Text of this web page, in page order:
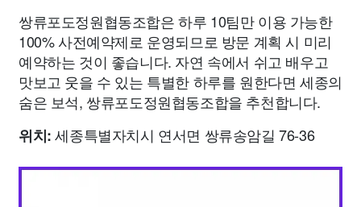
쌍류포도정원협동조합은 하루 10팀만 이용 가능한
100% 사전예약제로 운영되므로 방문 계획 시 미리
예약하는 것이 좋습니다. 자연 속에서 쉬고 배우고
맛보고 웃을 수 있는 특별한 하루를 원한다면 세종의
숨은 보석, 쌍류포도정원협동조합을 추천합니다.
위치:세종특별자치시 연서면 쌍류송암길 76-36